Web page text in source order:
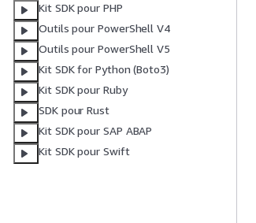
Kit SDK pour PHP
Outils pour PowerShell V4
Outils pour PowerShell V5
Kit SDK for Python (Boto3)
Kit SDK pour Ruby
SDK pour Rust
Kit SDK pour SAP ABAP
Kit SDK pour Swift